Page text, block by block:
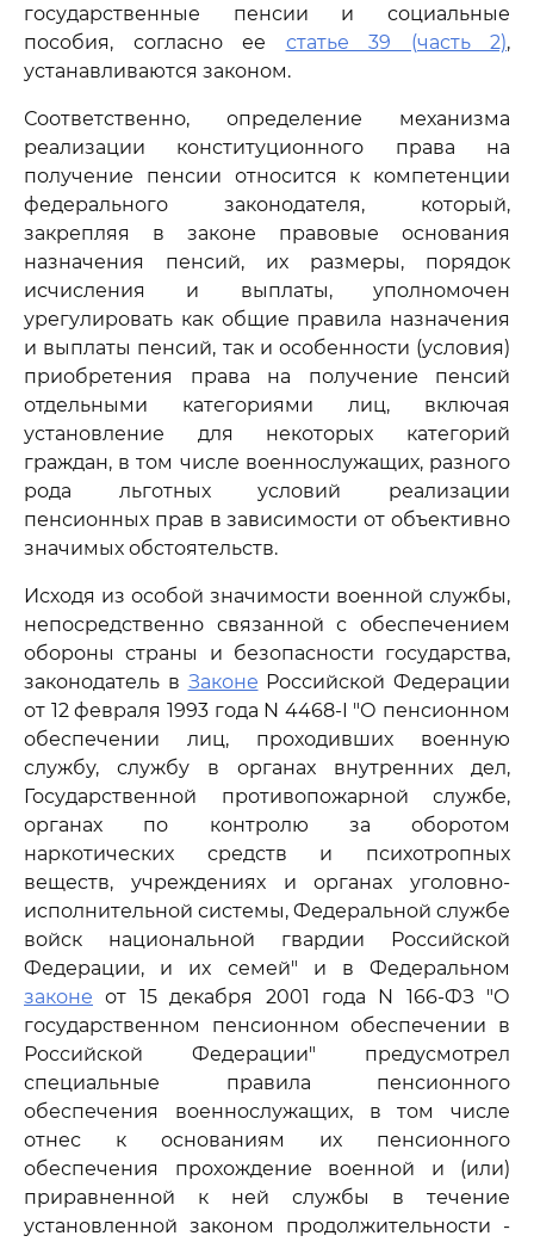
государственные пенсии и социальные
пособия, согласно ее статье 39 (часть 2),
устанавливаются законом.
Соответственно, определение механизма
реализации конституционного права на
получение пенсии относится к компетенции
федерального законодателя, который,
закрепляя в законе правовые основания
назначения пенсий, их размеры, порядок
исчисления и выплаты, уполномочен
урегулировать как общие правила назначения
и выплаты пенсий, так и особенности (условия)
приобретения права на получение пенсий
отдельными категориями лиц, включая
установление для некоторых категорий
граждан, в том числе военнослужащих, разного
рода льготных условий реализации
пенсионных прав в зависимости от объективно
значимых обстоятельств.
Исходя из особой значимости военной службы,
непосредственно связанной с обеспечением
обороны страны и безопасности государства,
законодатель в Законе Российской Федерации
от 12 февраля 1993 года N 4468-I "О пенсионном
обеспечении лиц, проходивших военную
службу, службу в органах внутренних дел,
Государственной противопожарной службе,
органах по контролю за оборотом
наркотических средств и психотропных
веществ, учреждениях и органах уголовно-
исполнительной системы, Федеральной службе
войск национальной гвардии Российской
Федерации, и их семей" и в Федеральном
законе от 15 декабря 2001 года N 166-ФЗ "О
государственном пенсионном обеспечении в
Российской Федерации" предусмотрел
специальные правила пенсионного
обеспечения военнослужащих, в том числе
отнес к основаниям их пенсионного
обеспечения прохождение военной и (или)
приравненной к ней службы в течение
установленной законом продолжительности -